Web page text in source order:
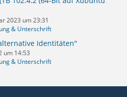
2023 um 23:31
& Unterschrift
Identitäten"
um 14:53
& Unterschrift